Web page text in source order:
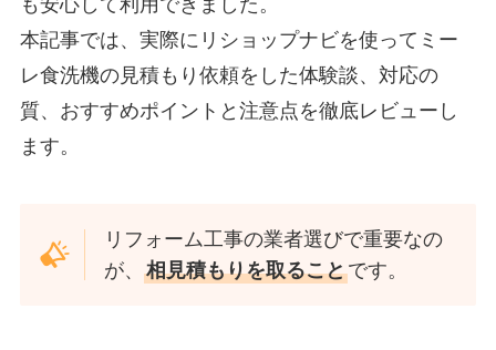
も安心して利用できました。
本記事では、実際にリショップナビを使ってミー
レ食洗機の見積もり依頼をした体験談、対応の
質、おすすめポイントと注意点を徹底レビューし
ます。
リフォーム工事の業者選びで重要なの
が、相見積もりを取ることです。